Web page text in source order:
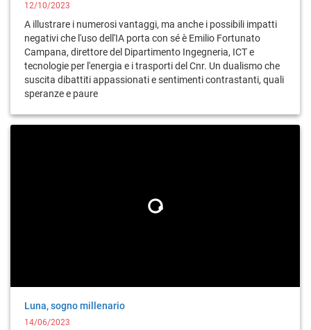
12/10/2023
A illustrare i numerosi vantaggi, ma anche i possibili impatti
negativi che l'uso dell'IA porta con sé è Emilio Fortunato
Campana, direttore del Dipartimento Ingegneria, ICT e
tecnologie per l'energia e i trasporti del Cnr. Un dualismo che
suscita dibattiti appassionati e sentimenti contrastanti, quali
speranze e paure
Luna, sogno millenario
14/06/2023